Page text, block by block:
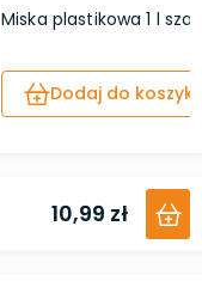
Miska plastikowa 1 l
Dodaj do
10,99 zł